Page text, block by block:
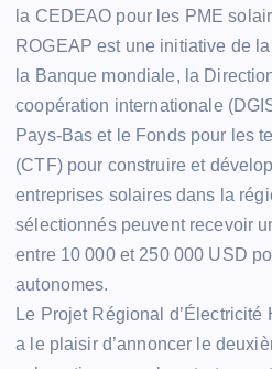
la CEDEAO pour les PME
ROGEAP est une initiative de
la Banque mondiale, la
coopération internationale
Pays-Bas et le Fonds pour les
(CTF) pour construire et
entreprises solaires dans la
sélectionnés peuvent recevoir
entre 10 000 et 250 000 USD
autonomes.
Le Projet Régional
a le plaisir d’annoncer le